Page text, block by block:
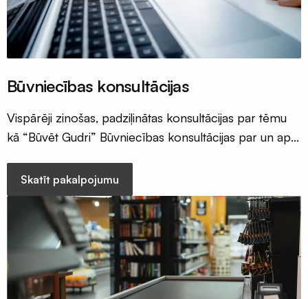
Būvniecības konsultācijas
Vispārēji zinošas, padziļinātas konsultācijas par tēmu
kā “Būvēt Gudri” Būvniecības konsultācijas par un apb
Skatīt pakalpojumu